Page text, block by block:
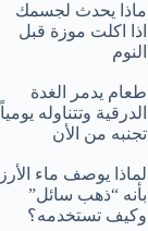
ماذا يحدث لجسمك
اذا اكلت موزة قبل
النوم
طعام يدمر الغدة
الدرقية وتتناوله يومياً
تجنبه من الأن
لماذا يوصف ماء الأرز
بأنه “ذهب سائل”
وكيف تستخدمه؟